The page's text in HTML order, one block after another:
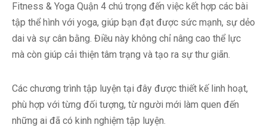
Fitness & Yoga Quận 4 chú trọng đến việc kết hợp các bài
tập thể hình với yoga, giúp bạn đạt được sức mạnh, sự dẻo
dai và sự cân bằng. Điều này không chỉ nâng cao thể lực
mà còn giúp cải thiện tâm trạng và tạo ra sự thư giãn.
Các chương trình tập luyện tại đây được thiết kế linh hoạt,
phù hợp với từng đối tượng, từ người mới làm quen đến
những ai đã có kinh nghiệm tập luyện.